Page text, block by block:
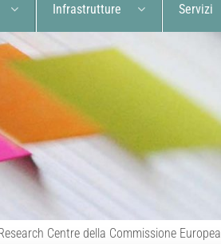
Infrastrutture Servizi
Centre della Commissione Europea